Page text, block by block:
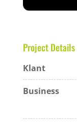
Project Details
Klant
Business